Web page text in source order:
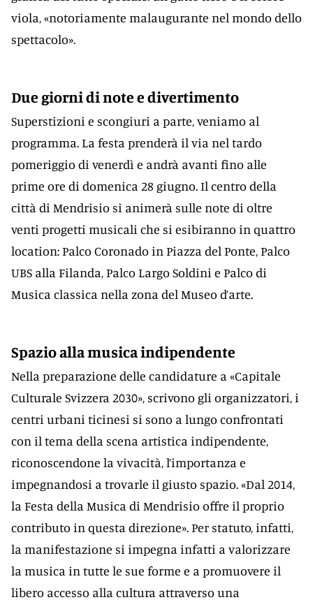
viola, «notoriamente malaugurante nel mondo dello
spettacolo».
Due giorni di note e divertimento
Superstizioni e scongiuri a parte, veniamo al
programma. La festa prenderà il via nel tardo
pomeriggio di venerdì e andrà avanti fino alle
prime ore di domenica 28 giugno. Il centro della
città di Mendrisio si animerà sulle note di oltre
venti progetti musicali che si esibiranno in quattro
location: Palco Coronado in Piazza del Ponte, Palco
UBS alla Filanda, Palco Largo Soldini e Palco di
Musica classica nella zona del Museo d’arte.
Spazio alla musica indipendente
Nella preparazione delle candidature a «Capitale
Culturale Svizzera 2030», scrivono gli organizzatori, i
centri urbani ticinesi si sono a lungo confrontati
con il tema della scena artistica indipendente,
riconoscendone la vivacità, l’importanza e
impegnandosi a trovarle il giusto spazio. «Dal 2014,
la Festa della Musica di Mendrisio offre il proprio
contributo in questa direzione». Per statuto, infatti,
la manifestazione si impegna infatti a valorizzare
la musica in tutte le sue forme e a promuovere il
libero accesso alla cultura attraverso una